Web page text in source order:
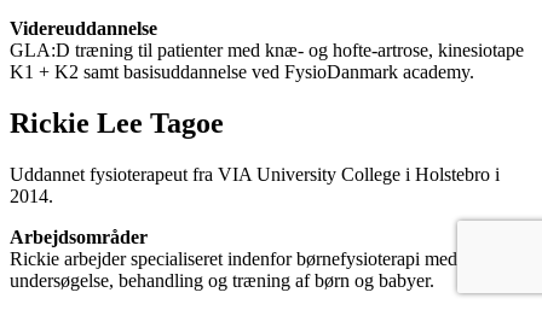
Videreuddannelse
GLA:D træning til patienter med knæ- og hofte-artrose, kinesiotape
K1 + K2 samt basisuddannelse ved FysioDanmark academy.
Rickie Lee Tagoe
Uddannet fysioterapeut fra VIA University College i Holstebro i
2014.
Arbejdsområder
Rickie arbejder specialiseret indenfor børnefysioterapi med
undersøgelse, behandling og træning af børn og babyer.